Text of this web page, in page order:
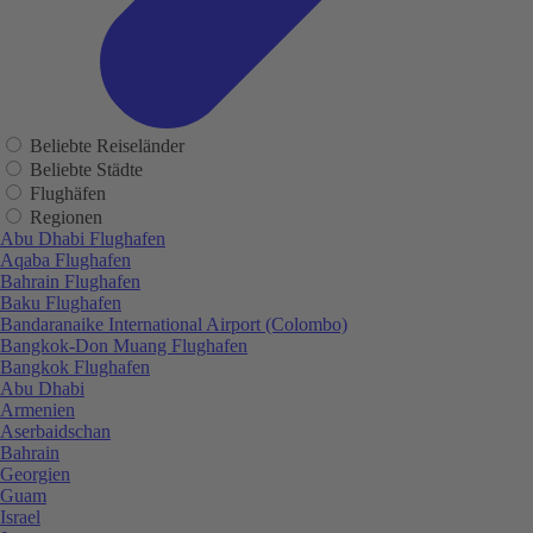
Beliebte Reiseländer
Beliebte Städte
Flughäfen
Regionen
Abu Dhabi Flughafen
Aqaba Flughafen
Bahrain Flughafen
Baku Flughafen
Bandaranaike International Airport (Colombo)
Bangkok-Don Muang Flughafen
Bangkok Flughafen
Abu Dhabi
Armenien
Aserbaidschan
Bahrain
Georgien
Guam
Israel